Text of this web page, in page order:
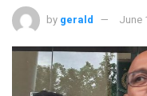
by gerald June